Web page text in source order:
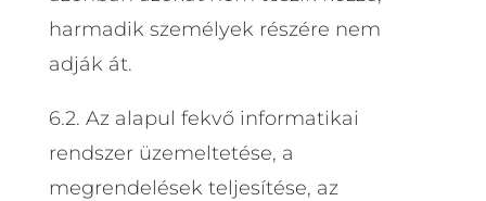
harmadik személyek részére nem
adják át.
6.2. Az alapul fekvő informatikai
rendszer üzemeltetése, a
megrendelések teljesítése, az